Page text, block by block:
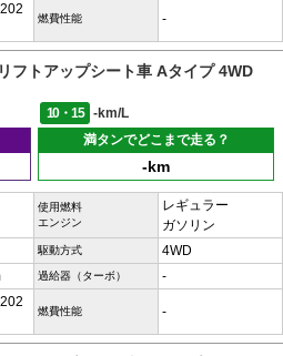
燃費性能 -
フトアップシート車 Aタイプ 4WD
10・15
-km/L
満タンでどこまで走る？
-km
使用燃料
エンジン
レギュラー
ガソリン
駆動方式 4WD
過給器（ターボ） -
燃費性能 -